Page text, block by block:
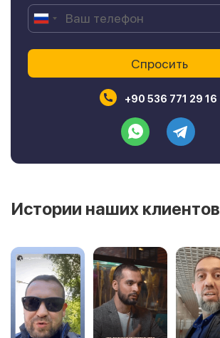
+90 536 771 29 16
Истории наших клиентов